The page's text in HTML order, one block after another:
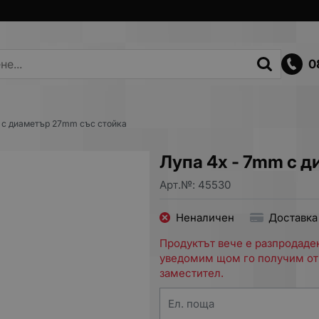
диаметър 27mm със стойка
Лупа 4x - 7mm с
Арт.№: 45530
Неналичен
Продуктът вече е
уведомим щом го получим
заместител.
Ел. поща